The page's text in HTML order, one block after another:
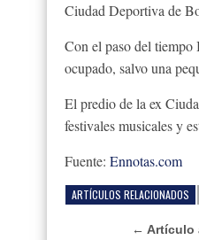
Ciudad Deportiva de
Con el paso del tiempo
ocupado, salvo una
El predio de la ex
festivales musicales y
Fuente: Ennotas.com
ARTÍCULOS RELACIONADOS
← Artículo